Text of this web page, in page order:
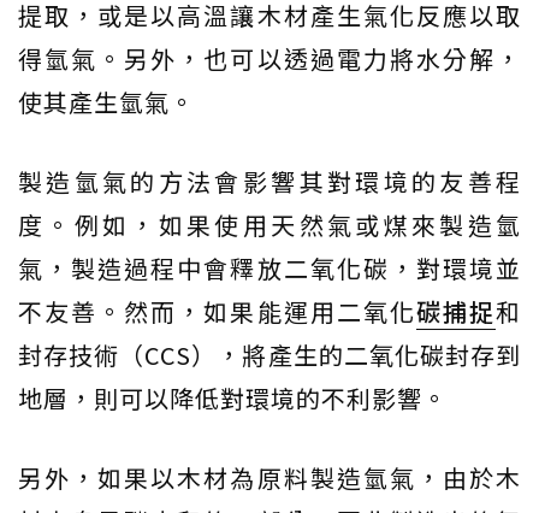
提取，或是以高溫讓木材產生氣化反應以取
得氫氣。另外，也可以透過電力將水分解，
使其產生氫氣。
製造氫氣的方法會影響其對環境的友善程
度。例如，如果使用天然氣或煤來製造氫
氣，製造過程中會釋放二氧化碳，對環境並
不友善。然而，如果能運用二氧化碳捕捉和
封存技術（CCS），將產生的二氧化碳封存到
地層，則可以降低對環境的不利影響。
另外，如果以木材為原料製造氫氣，由於木